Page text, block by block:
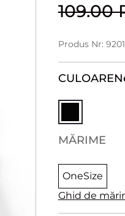
109.00
Produs Nr:
CULOARE
MĂRIME
OneSize
Ghid de